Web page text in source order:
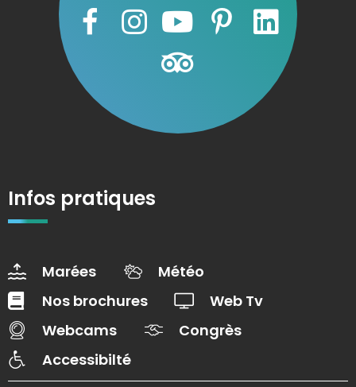
Infos pratiques
Marées
Météo
Nos brochures
Web Tv
Webcams
Congrès
Accessibilté